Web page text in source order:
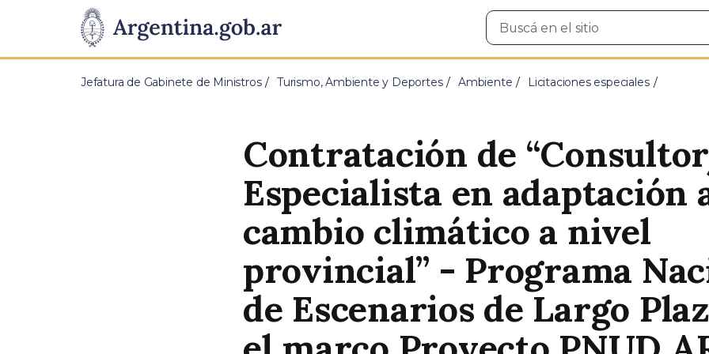
Presidencia
de
Pasar al contenido principal
Buscar
en
Jefatura de Gabinete de Ministros Turismo, Ambiente y Deportes Ambiente Licitaciones especiales
Contratación de
Especialista en adaptación
cambio climático a nivel
provincial” - Programa
de Escenarios de Largo